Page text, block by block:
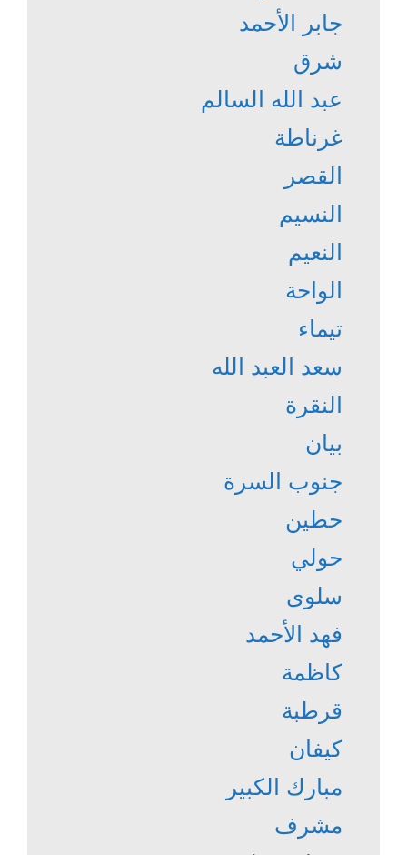
جابر الأحمد
شرق
عبد الله السالم
غرناطة
القصر
النسيم
النعيم
الواحة
تيماء
سعد العبد الله
النقرة
بيان
جنوب السرة
حطين
حولي
سلوى
فهد الأحمد
كاظمة
قرطبة
كيفان
مبارك الكبير
مشرف